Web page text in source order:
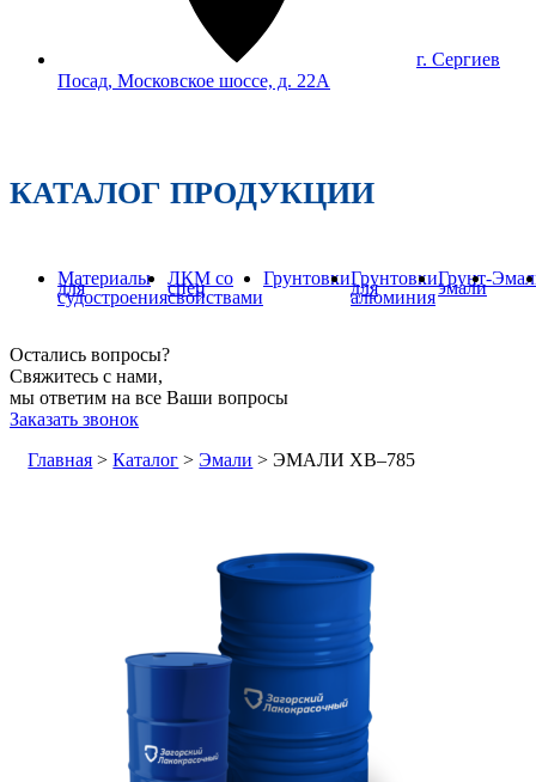
г. Сергиев
Посад, Московское шоссе, д. 22А
КАТАЛОГ ПРОДУКЦИИ
Материалы
для
судостроения
ЛКМ со
спец
свойствами
ГрунтовкиГрунтовки
для
алюминия
Грунт-
эмали
Остались вопросы?
Свяжитесь с нами,
мы ответим на все Ваши вопросы
Заказать звонок
Главная >Каталог >Эмали >ЭМАЛИ ХВ–785